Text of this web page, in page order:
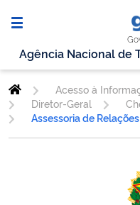
Agência Nacional de
Acesso à
Diretor-Geral